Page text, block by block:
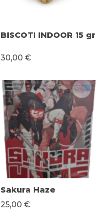
BISCOTI INDOOR 15 gr
30,00 €
Sakura Haze
25,00 €